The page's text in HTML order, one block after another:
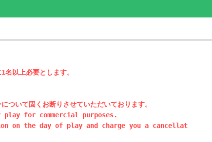
以上必要とします。
ついて固くお断りさせていただいております。
for commercial purposes.
on the day of play and charge you a cancellat